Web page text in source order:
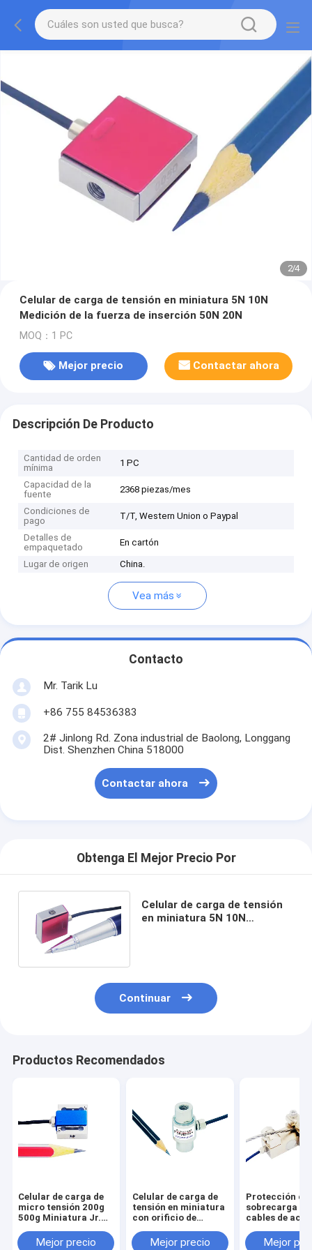
2/4
Celular de carga de tensión en miniatura 5N 10N
Medición de la fuerza de inserción 50N 20N
MOQ：1 PC
Mejor precio Contactar ahora
Descripción De Producto
Cantidad de orden
mínima
1 PC
Capacidad de la
fuente
2368 piezas/mes
Condiciones de
pago
T/T, Western Union o Paypal
Detalles de
empaquetado
En cartón
Lugar de origen China.
Vea más
Contacto
Mr. Tarik Lu
+86 755 84536383
2# Jinlong Rd. Zona industrial de Baolong, Longgang
Dist. Shenzhen China 518000
Contactar ahora
Obtenga El Mejor Precio Por
Celular de carga de tensión
en miniatura 5N 10N
Continuar
Productos Recomendados
Celular de carga de
micro tensión 200g
500g Miniatura Jr.
fuerza de haz S 5N
Mejor precio
Celular de carga de
tensión en miniatura
con orificio de
M10/M8/M6/M5/M4
Mejor precio
Protección
sobrecarga de
cables de
Sensor de
Mejor